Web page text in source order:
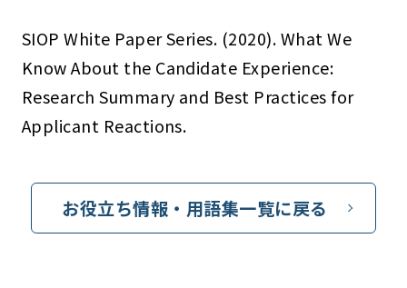
SIOP White Paper Series. (2020). What We
Know About the Candidate Experience:
Research Summary and Best Practices for
Applicant Reactions.
お役立ち情報・用語集一覧に戻る